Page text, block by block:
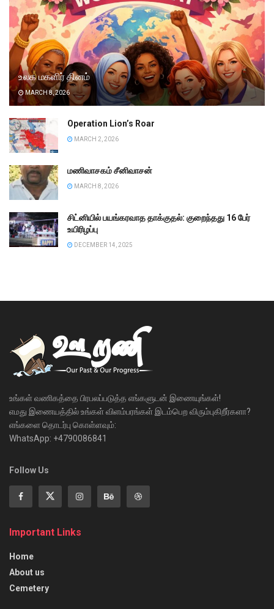
உலக மகளிர் தினம்
MARCH 8, 2026
Operation Lion’s Roar
MARCH 2, 2026
மணிவாசகம் சீனிவாசன்
MARCH 8, 2026
சிட்னியில் பயங்கரவாத தாக்குதல்: குறைந்தது 16 பேர்
உயிரிழப்பு
DECEMBER 14, 2025
உங்கள் வணிகத்தை பிரபலப்படுத்த எங்களுடன் இணையுங்கள்!
எமது இணையத்தில் உங்கள் விளம்பரங்கள் இடம்பெற விரும்புகிறீர்களா?
எங்களை தொடர்பு கொள்ளவும்:
WhatsApp: +4790086841
Follow Us
Important Links
Home
About us
Cemetery